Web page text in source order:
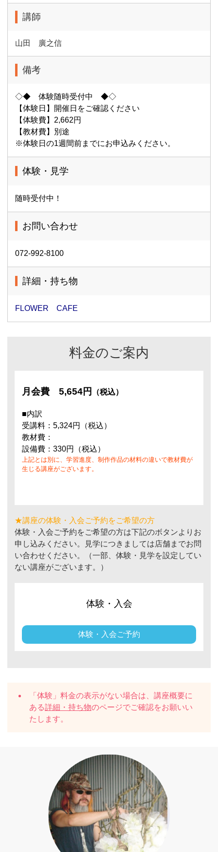
講師
山田 廣之信
備考
◇◆ 体験随時受付中 ◆◇
【体験日】開催日をご確認ください
【体験費】2,662円
【教材費】別途
※体験日の1週間前までにお申込みください。
体験・見学
随時受付中！
お問い合わせ
072-992-8100
詳細・持ち物
FLOWER CAFE
料金のご案内
月会費 5,654円 （税込）
■内訳
受講料：5,324円（税込）
教材費：
設備費：330円（税込）
上記とは別に、学習進度、制作作品の材料の違いで教材費が
生じる講座がございます。
★講座の体験・入会ご予約をご希望の方
体験・入会ご予約をご希望の方は下記のボタンよりお
申し込みください。見学につきましては店舗までお問
い合わせください。（一部、体験・見学を設定してい
ない講座がございます。）
体験・入会
体験・入会ご予約
「体験」料金の表示がない場合は、講座概要に
ある詳細・持ち物のページでご確認をお願いい
たします。